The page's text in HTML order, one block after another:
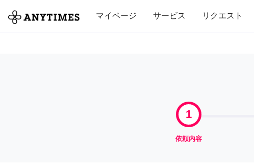
マイページ サービス リクエスト
全て 修理・組立 家事 引っ越し イ
1
依頼内容